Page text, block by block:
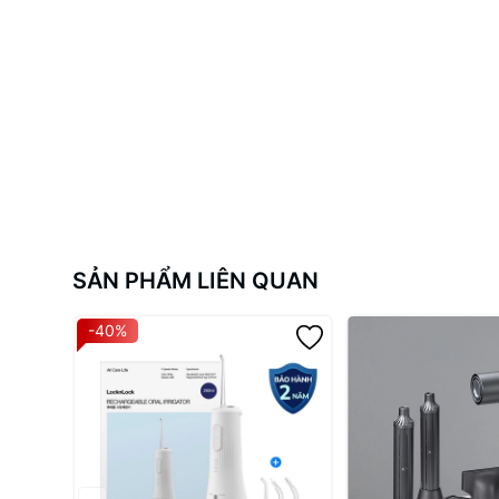
SẢN PHẨM LIÊN QUAN
-40%